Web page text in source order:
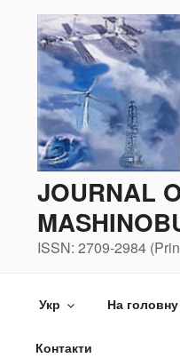
JOURNAL
ISSN: 2709-2984
Укр На головну
Контакти